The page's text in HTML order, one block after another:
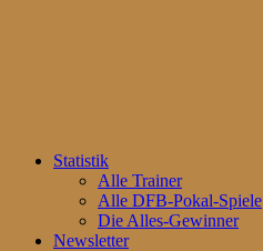
Statistik
Alle Trainer
Alle DFB-Pokal-Spiele
Die Alles-Gewinner
Newsletter